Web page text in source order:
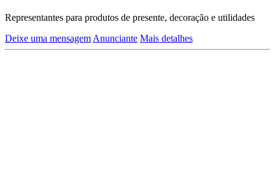
Representantes para produtos de presente, decoração e utilidades
Deixe uma mensagem Anunciante Mais detalhes